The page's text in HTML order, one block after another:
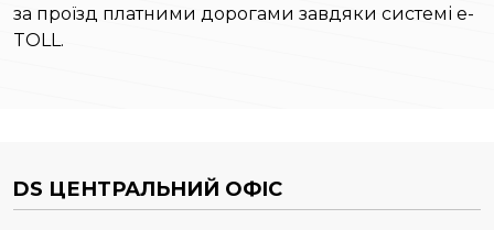
за проїзд платними дорогами завдяки системі e-
TOLL.
DS ЦЕНТРАЛЬНИЙ ОФІС